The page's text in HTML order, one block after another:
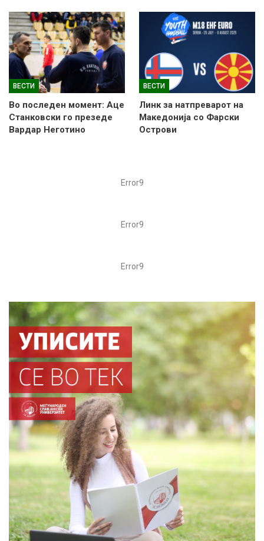
ВЕСТИ
Во последен момент: Аце
Станковски го презеде
Вардар Неготино
ВЕСТИ
Линк за натпреварот на
Македонија со Фарски
Острови
Error9
Error9
Error9